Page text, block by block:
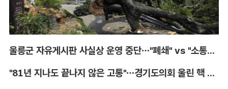
울릉군 자유게시판 사실상 운영 중단…"폐쇄" vs "소통창구 지켜야"
"81년 지나도 끝나지 않은 고통"…경기도의회 울린 핵 피해자의 증언